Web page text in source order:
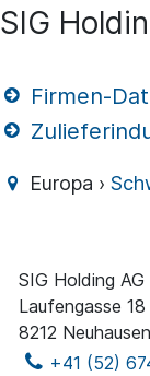
SIG
Firmen-
Europa ›
SIG Holding AG
Laufengasse 18
8212
+41 (52)